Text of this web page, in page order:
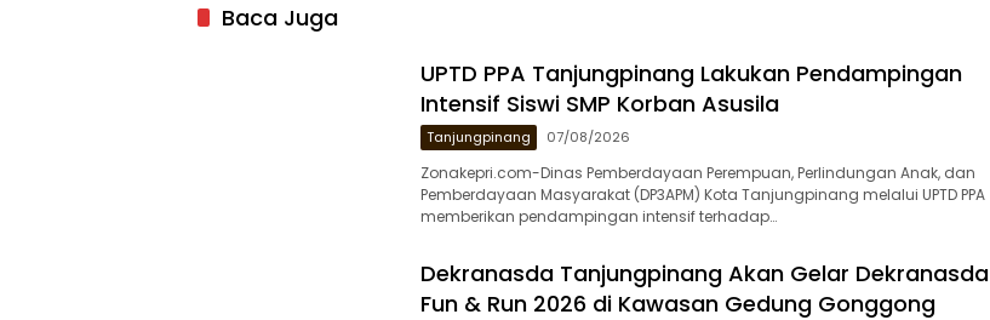
Baca Juga
UPTD PPA Tanjungpinang Lakukan Pendampingan
Intensif Siswi SMP Korban Asusila
Tanjungpinang 07/08/2026
Zonakepri.com-Dinas Pemberdayaan Perempuan, Perlindungan Anak, dan
Pemberdayaan Masyarakat (DP3APM) Kota Tanjungpinang melalui UPTD PPA
memberikan pendampingan intensif terhadap…
Dekranasda Tanjungpinang Akan Gelar Dekranasda
Fun & Run 2026 di Kawasan Gedung Gonggong